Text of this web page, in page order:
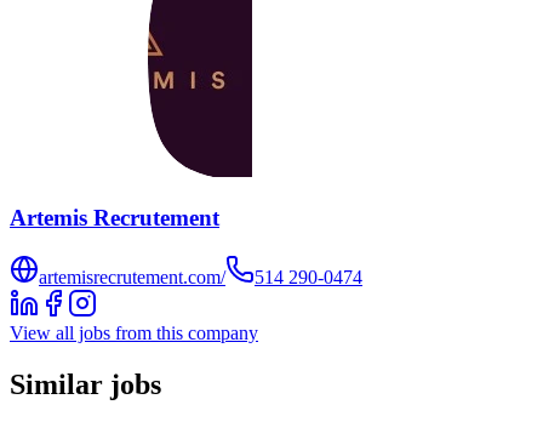
Artemis Recrutement
artemisrecrutement.com/ 514 290-0474
View all jobs from this company
Similar jobs